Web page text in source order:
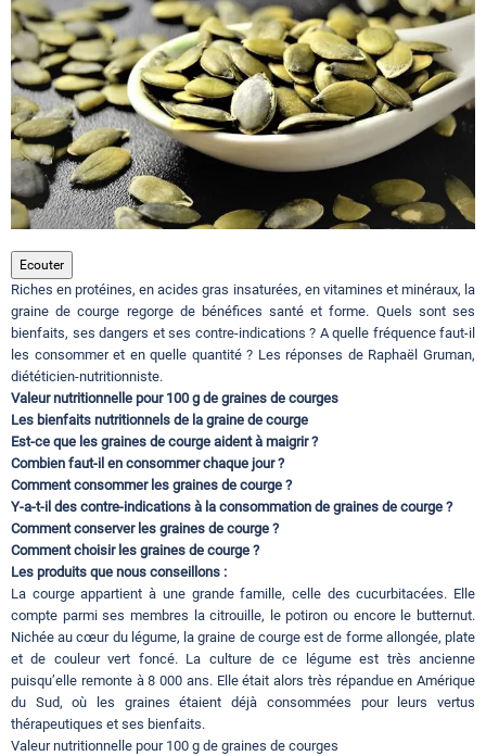
Circuits touristiques
Tourisme
Régions
Hotels
Evenements
Contact
Ecouter
Riches en protéines, en acides gras insaturées, en vitamines et minéraux, la
graine de courge regorge de bénéfices santé et forme. Quels sont ses
bienfaits, ses dangers et ses contre-indications ? A quelle fréquence faut-il
les consommer et en quelle quantité ? Les réponses de Raphaël Gruman,
diététicien-nutritionniste.
Valeur nutritionnelle pour 100 g de graines de courges
Les bienfaits nutritionnels de la graine de courge
Est-ce que les graines de courge aident à maigrir ?
Combien faut-il en consommer chaque jour ?
Comment consommer les graines de courge ?
Y-a-t-il des contre-indications à la consommation de graines de courge ?
Comment conserver les graines de courge ?
Comment choisir les graines de courge ?
Les produits que nous conseillons :
La courge appartient à une grande famille, celle des cucurbitacées. Elle
compte parmi ses membres la citrouille, le potiron ou encore le butternut.
Nichée au cœur du légume, la graine de courge est de forme allongée, plate
et de couleur vert foncé. La culture de ce légume est très ancienne
puisqu’elle remonte à 8 000 ans. Elle était alors très répandue en Amérique
du Sud, où les graines étaient déjà consommées pour leurs vertus
thérapeutiques et ses bienfaits.
Valeur nutritionnelle pour 100 g de graines de courges